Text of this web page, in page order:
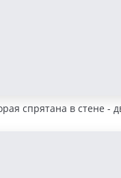
спрятана в стене -